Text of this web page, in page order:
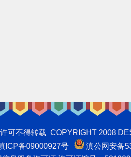
不得转载 COPYRIGHT 2008
ICP备09000927号
滇公网安备